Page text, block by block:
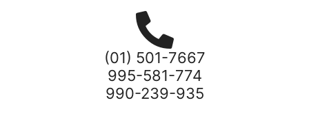
(01) 501-7667
995-581-774
990-239-935